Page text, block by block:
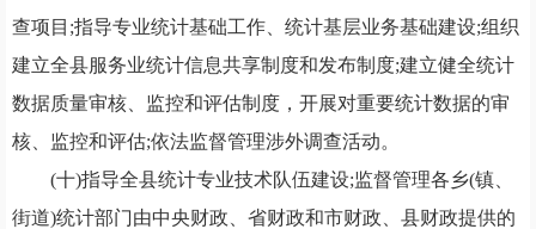
查项目;指导专业统计基础工作、统计基层业务基础建设;组织
建立全县服务业统计信息共享制度和发布制度;建立健全统计
数据质量审核、监控和评估制度，开展对重要统计数据的审
核、监控和评估;依法监督管理涉外调查活动。
(十)指导全县统计专业技术队伍建设;监督管理各乡(镇、
街道)统计部门由中央财政、省财政和市财政、县财政提供的